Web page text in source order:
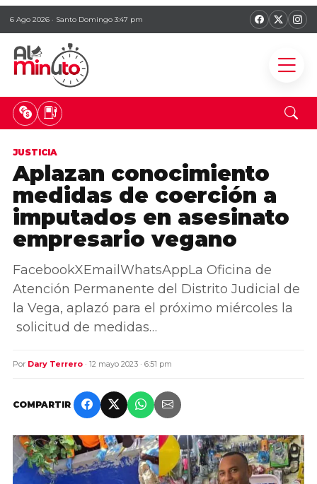
6 Ago 2026 · Santo Domingo 3:47 pm
JUSTICIA
Aplazan conocimiento
medidas de coerción a
imputados en asesinato
empresario vegano
FacebookXEmailWhatsAppLa Oficina de
Atención Permanente del Distrito Judicial de
la Vega, aplazó para el próximo miércoles la
solicitud de medidas…
Por Dary Terrero · 12 mayo 2023 · 6:51 pm
COMPARTIR